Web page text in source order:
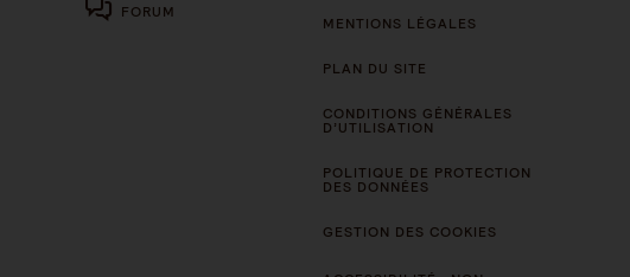
FORUM
MENTIONS LÉGALES
PLAN DU SITE
CONDITIONS GÉNÉRALES
D’UTILISATION
POLITIQUE DE PROTECTION
DES DONNÉES
GESTION DES COOKIES